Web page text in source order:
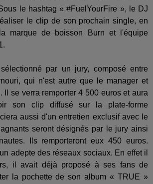
le hashtag « #FuelYourFire », le DJ
le clip de son prochain single, en
marque de boisson Burn et l'équipe
par un jury, composé entre
qui n'est autre que le manager et
Il se verra remporter 4 500 euros et aura
son clip diffusé sur la plate-forme
aussi d'un entretien exclusif avec le
seront désignés par le jury ainsi
Ils remporteront eux 450 euros.
adepte des réseaux sociaux. En effet il
il avait déjà proposé à ses fans de
la pochette de son album « TRUE »